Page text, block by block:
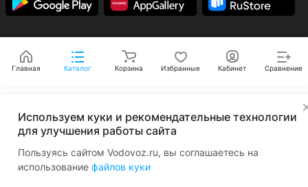
Главная Каталог Корзина Избранные Кабинет Сравнение
Используем куки и рекомендательные технологии
для улучшения работы сайта
Пользуясь сайтом Vodovoz.ru, вы соглашаетесь на
использование файлов куки